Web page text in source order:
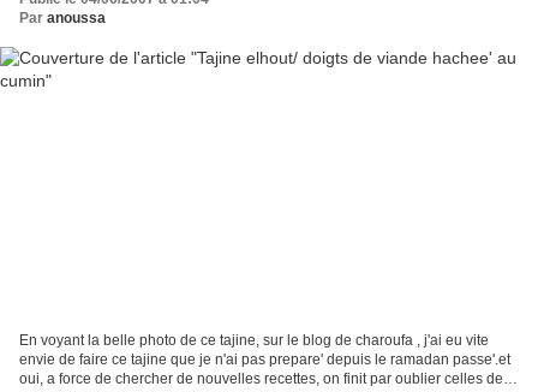
Par anoussa
En voyant la belle photo de ce tajine, sur le blog de charoufa , j'ai eu vite
envie de faire ce tajine que je n'ai pas prepare' depuis le ramadan passe'.et
oui, a force de chercher de nouvelles recettes, on finit par oublier celles de